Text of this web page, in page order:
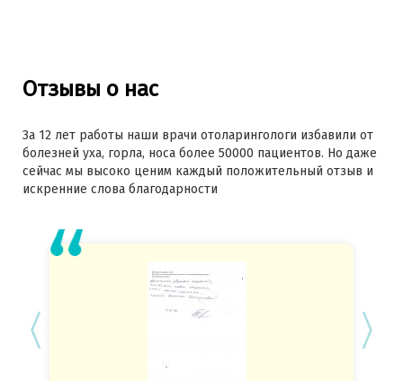
Отзывы о нас
За 12 лет работы наши врачи отоларингологи избавили от
болезней уха, горла, носа более 50000 пациентов. Но даже
сейчас мы высоко ценим каждый положительный отзыв и
искренние слова благодарности